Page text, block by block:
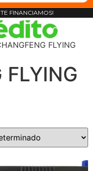
FINANCIAMOS!
FLYING
FLYING